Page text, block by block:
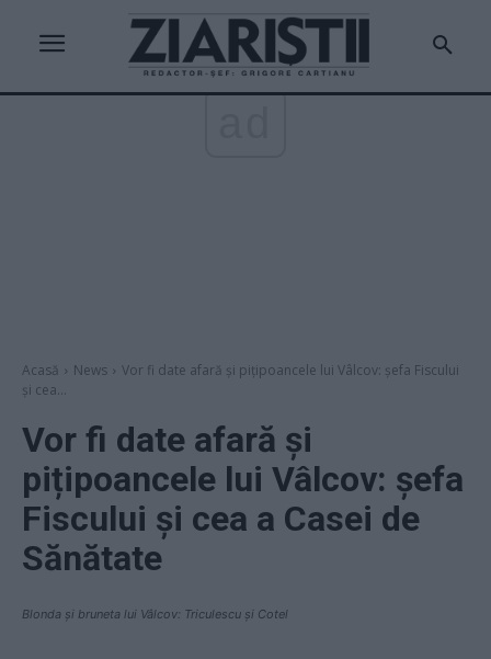
Acasă News
Vor fi date afară și pițipoancele lui Vâlcov: șefa Fiscului
și cea...
Vor fi date afară și
pițipoancele lui Vâlcov: șefa
Fiscului și cea a Casei de
Sănătate
Blonda și bruneta lui Vâlcov: Triculescu și Cotel